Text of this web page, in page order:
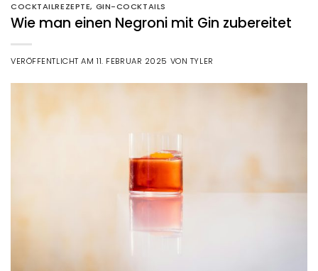
COCKTAILREZEPTE, GIN-COCKTAILS
Wie man einen Negroni mit Gin zubereitet
VERÖFFENTLICHT AM11. FEBRUAR 2025 VON TYLER